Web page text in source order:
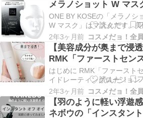
肌なじみもよく、花王独自の
分や角層トリートメント処方
層までしっかりとうるおいを
くれるという特徴を持った化
す。 The p…
メラノショット W マス
ONE BY KOSEの「メラノシ
W マスク」はマスクです。
成分であるコウジ酸をたっぷ
合。保湿成分としてヨモギエ
オイルも配合している優れも
して一番の特徴は、使いやす
だわって作られたことなのだ
成分だけでなく、使いやすさ
だわって作られ…
2年3ヶ月前 コスメだョ！全
【美容成分が奥まで浸透
RMK「ファーストセン
ドレーティングローシ
ファインド」を徹底レ
はじめに RMK「ファースト
イドレーティングローション
インド」は化粧水と乳液が1
た保湿液という新ジャンル
ケア用品です。 細分化した
が角質深くまで馴染んでくれ
2年3ヶ月前 コスメだョ！全
【羽のように軽い浮遊
ネボウの「インスタン